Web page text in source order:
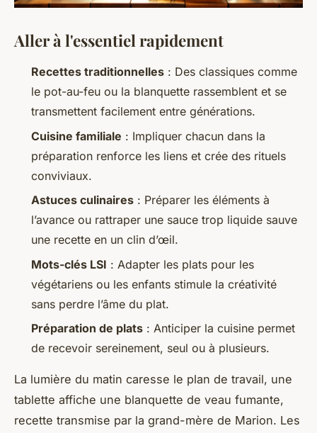
Aller à l'essentiel rapidement
Recettes traditionnelles : Des classiques comme
le pot-au-feu ou la blanquette rassemblent et se
transmettent facilement entre générations.
Cuisine familiale : Impliquer chacun dans la
préparation renforce les liens et crée des rituels
conviviaux.
Astuces culinaires : Préparer les éléments à
l’avance ou rattraper une sauce trop liquide sauve
une recette en un clin d’œil.
Mots-clés LSI : Adapter les plats pour les
végétariens ou les enfants stimule la créativité
sans perdre l’âme du plat.
Préparation de plats : Anticiper la cuisine permet
de recevoir sereinement, seul ou à plusieurs.
La lumière du matin caresse le plan de travail, une
tablette affiche une blanquette de veau fumante,
recette transmise par la grand-mère de Marion. Les